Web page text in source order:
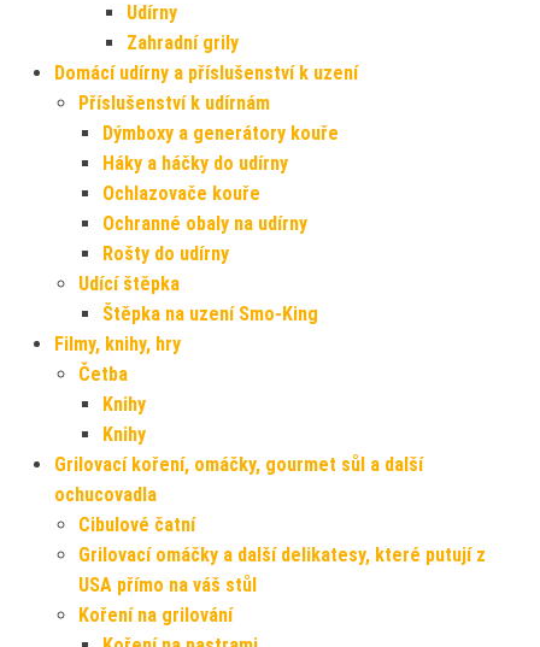
Udírny
Zahradní grily
Domácí udírny a příslušenství k uzení
Příslušenství k udírnám
Dýmboxy a generátory kouře
Háky a háčky do udírny
Ochlazovače kouře
Ochranné obaly na udírny
Rošty do udírny
Udící štěpka
Štěpka na uzení Smo-King
Filmy, knihy, hry
Četba
Knihy
Knihy
Grilovací koření, omáčky, gourmet sůl a další
ochucovadla
Cibulové čatní
Grilovací omáčky a další delikatesy, které putují z
USA přímo na váš stůl
Koření na grilování